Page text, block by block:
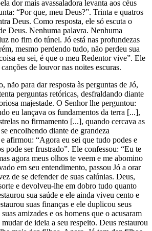
dor mais avassaladora levanta aos céus
“Por que, meu Deus?”. Trinta e quatros
Deus. Como resposta, ele só escuta o
Deus. Nenhuma palavra. Nenhuma
no fim do túnel. Jó está nas profundezas
mesmo perdendo tudo, não perdeu sua
eu sei, é que o meu Redentor vive”. Ele
de louvor nas noites escuras.
não para dar resposta às perguntas de Jó,
perguntas retóricas, desfraldando diante
majestade. O Senhor lhe perguntou:
eu lançava os fundamentos da terra [...],
no firmamento [...], quando cercava as
encolhendo diante de grandeza
afirmou: “Agora eu sei que tudo podes e
pode ser frustrado”. Ele confessou: “Eu te
agora meus olhos te veem e me abomino
em seu entendimento, passou Jó a orar
de se defender de suas calúnias. Deus,
e devolveu-lhe em dobro tudo quanto
sua saúde e ele ainda viveu cento e
suas finanças e ele duplicou seus
amizades e os homens que o acusaram
de ideia a seu respeito. Deus restaurou